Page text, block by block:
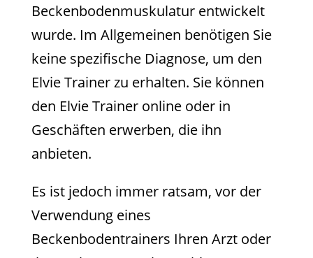
Beckenbodenmuskulatur entwickelt
wurde. Im Allgemeinen benötigen Sie
keine spezifische Diagnose, um den
Elvie Trainer zu erhalten. Sie können
den Elvie Trainer online oder in
Geschäften erwerben, die ihn
anbieten.
Es ist jedoch immer ratsam, vor der
Verwendung eines
Beckenbodentrainers Ihren Arzt oder